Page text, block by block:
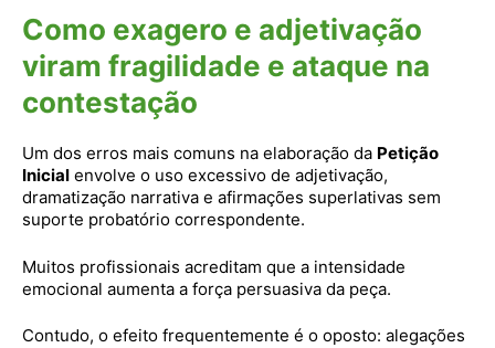
Como exagero e adjetivação
viram fragilidade e ataque na
contestação
Um dos erros mais comuns na elaboração da Petição
Inicial envolve o uso excessivo de adjetivação,
dramatização narrativa e afirmações superlativas sem
suporte probatório correspondente.
Muitos profissionais acreditam que a intensidade
emocional aumenta a força persuasiva da peça.
Contudo, o efeito frequentemente é o oposto: alegações